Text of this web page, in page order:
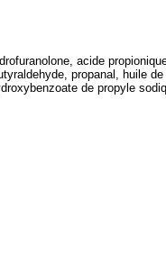
acide
propanal, huile
de propyle